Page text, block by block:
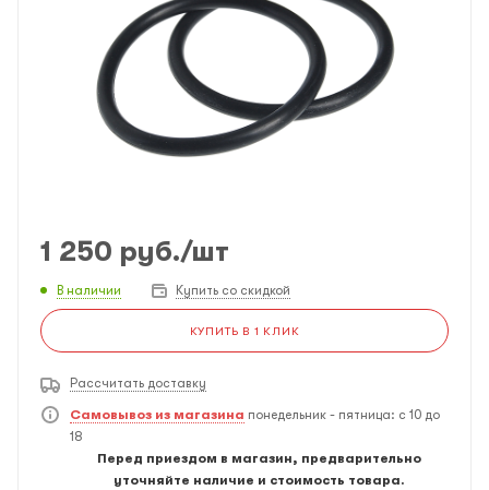
1 250 руб./шт
В наличии Купить со скидкой
КУПИТЬ В 1 КЛИК
Рассчитать доставку
Самовывоз из магазина понедельник - пятница: с 10 до
18
Перед приездом в магазин, предварительно
уточняйте наличие и стоимость товара.